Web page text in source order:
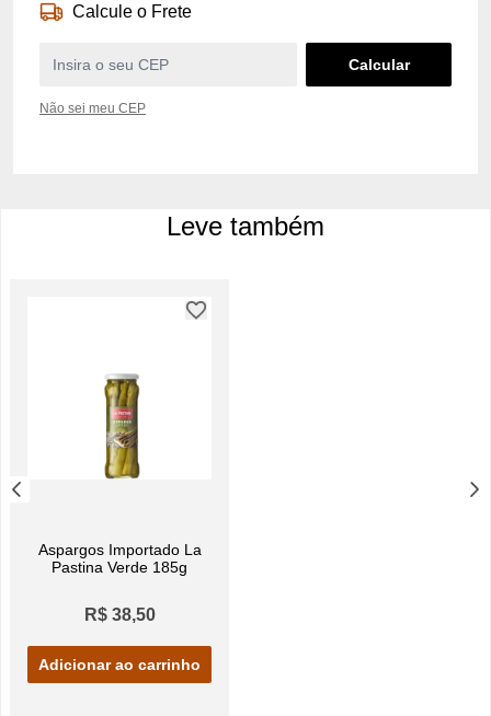
Calcule o Frete
Não sei meu CEP
Leve também
Aspargos Importado La
Pastina Verde 185g
R$ 38,50
Adicionar ao carrinho